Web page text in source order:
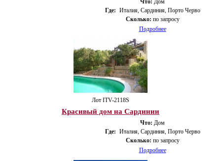
Что: Дом
Где: Италия, Сардиния, Порто Черво
Сколько: по запросу
Подробнее
Лот ITV-2118S
Красивый дом на Сардинии
Что: Дом
Где: Италия, Сардиния, Порто Черво
Сколько: по запросу
Подробнее